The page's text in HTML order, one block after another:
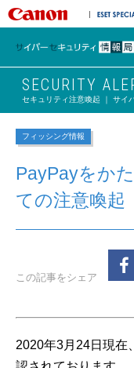
キヤノン
SECURITY
セキュリティ注意喚起 ｜ サイ
フィッシング情報
PayPayをか
ての注意喚起
この記事をシェア
2020年3月24日現在